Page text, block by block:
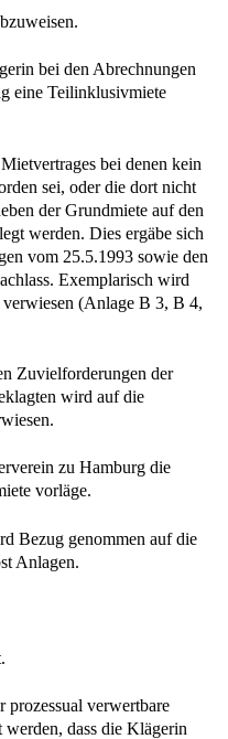
bei den Abrechnungen
eine Teilinklusivmiete
bei denen kein
sei, oder die dort nicht
der Grundmiete auf den
werden. Dies ergäbe sich
vom 25.5.1993 sowie den
Exemplarisch wird
(Anlage B 3, B 4,
Zuvielforderungen der
wird auf die
zu Hamburg die
vorläge.
Bezug genommen auf die
Anlagen.
verwertbare
dass die Klägerin